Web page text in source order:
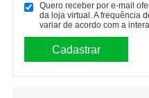
Quero receber por e-mail
da loja virtual. A frequência
variar de acordo com a